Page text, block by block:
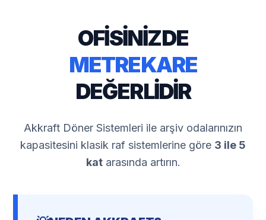
Ürün resmi kalitesiz, bozuk veya görüntülenemiyor.
Ürün açıklamasında eksik bilgiler bulunuyor.
Ürün bilgilerinde hatalar bulunuyor.
Bu ürüne benzer farklı alternatifler olmalı.